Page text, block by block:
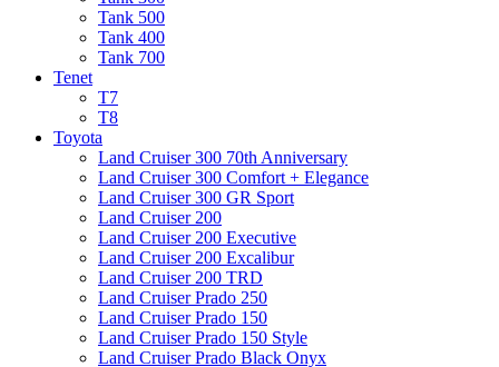
Tank 500
Tank 400
Tank 700
Tenet
T7
T8
Toyota
Land Cruiser 300 70th Anniversary
Land Cruiser 300 Comfort + Elegance
Land Cruiser 300 GR Sport
Land Cruiser 200
Land Cruiser 200 Executive
Land Cruiser 200 Excalibur
Land Cruiser 200 TRD
Land Cruiser Prado 250
Land Cruiser Prado 150
Land Cruiser Prado 150 Style
Land Cruiser Prado Black Onyx